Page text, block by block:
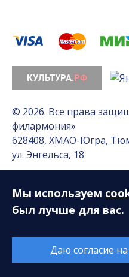
© 2026. Все права
филармония»
628408, ХМАО-Югра,
ул. Энгельса, 18
Разработка сайта —
«Делиссимо»
Обслуживание сайта —
Мы используем
был лучше для вас.
Даю согласие